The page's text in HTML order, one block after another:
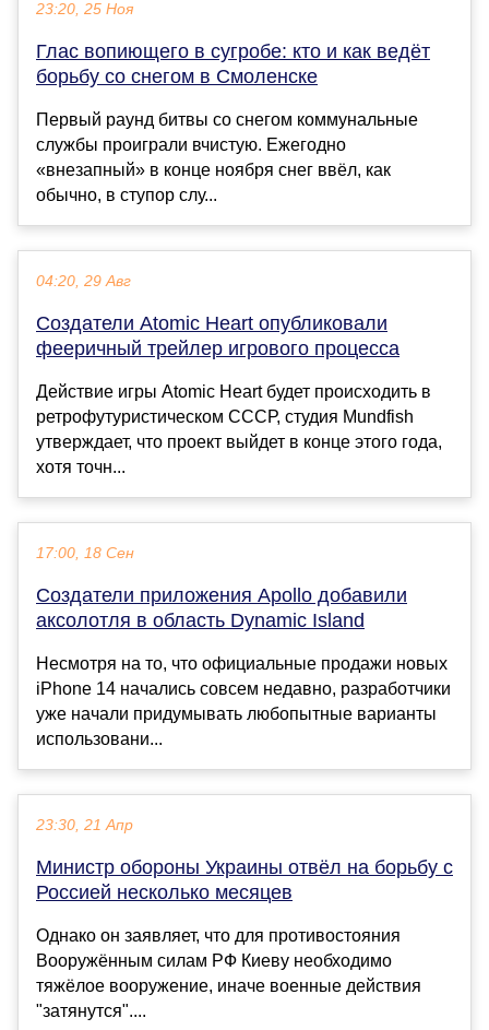
23:20, 25 Ноя
Глас вопиющего в сугробе: кто и как ведёт
борьбу со снегом в Смоленске
Первый раунд битвы со снегом коммунальные
службы проиграли вчистую. Ежегодно
«внезапный» в конце ноября снег ввёл, как
обычно, в ступор слу...
04:20, 29 Авг
Создатели Atomic Heart опубликовали
фееричный трейлер игрового процесса
Действие игры Atomic Heart будет происходить в
ретрофутуристическом СССР, студия Mundfish
утверждает, что проект выйдет в конце этого года,
хотя точн...
17:00, 18 Сен
Создатели приложения Apollo добавили
аксолотля в область Dynamic Island
Несмотря на то, что официальные продажи новых
iPhone 14 начались совсем недавно, разработчики
уже начали придумывать любопытные варианты
использовани...
23:30, 21 Апр
Министр обороны Украины отвёл на борьбу с
Россией несколько месяцев
Однако он заявляет, что для противостояния
Вооружённым силам РФ Киеву необходимо
тяжёлое вооружение, иначе военные действия
"затянутся"....